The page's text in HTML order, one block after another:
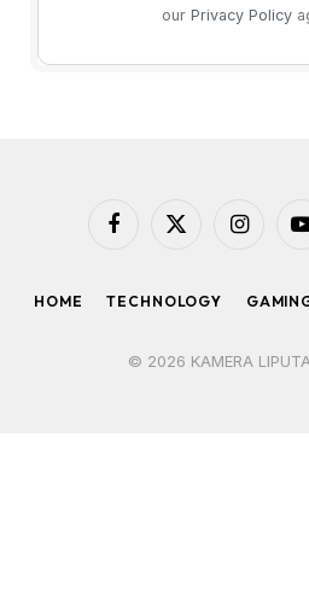
our Privacy Policy
Facebook
X
HOME TECHNOLOGY
© 2026 KAMERA